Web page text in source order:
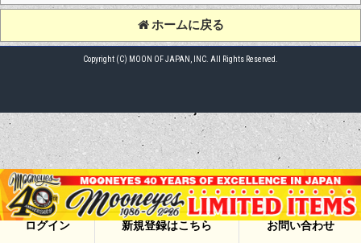
ログイン 新規登録はこちら お問い合わせ
ホームに戻る
Copyright (C) MOON OF JAPAN, INC. All Rights Reserved.